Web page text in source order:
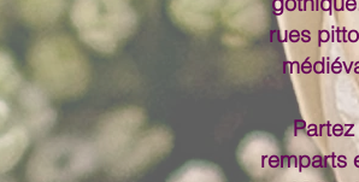
rues
remparts